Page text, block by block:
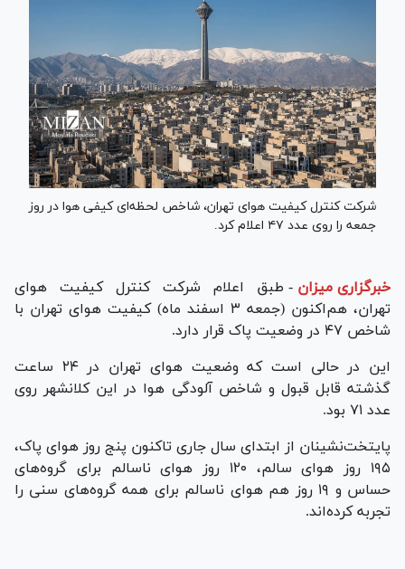
شرکت کنترل کیفیت هوای تهران، شاخص لحظه‌ای کیفی هوا در روز
جمعه را روی عدد ۴۷ اعلام کرد.
خبرگزاری میزان - طبق اعلام شرکت کنترل کیفیت هوای
تهران، هم‌اکنون (جمعه ۳ اسفند ماه) کیفیت هوای تهران با
شاخص ۴۷ در وضعیت پاک قرار دارد.
این در حالی است که وضعیت هوای تهران در ۲۴ ساعت
گذشته قابل قبول و شاخص آلودگی هوا در این کلانشهر روی
عدد ۷۱ بود.
پایتخت‌نشینان از ابتدای سال جاری تاکنون پنج روز هوای پاک،
۱۹۵ روز هوای سالم، ۱۲۰ روز هوای ناسالم برای گروه‌های
حساس و ۱۹ روز هم هوای ناسالم برای همه گروه‌های سنی را
تجربه کرده‌اند.